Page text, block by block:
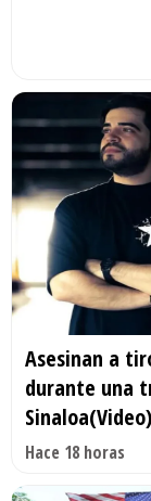
Asesinan a
durante una
Sinaloa(Video)
Hace 18 horas